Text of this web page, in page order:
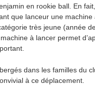
en rookie ball. En
que lanceur une machine
très jeune (année
à lancer permet
dans les familles du
à ce déplacement.